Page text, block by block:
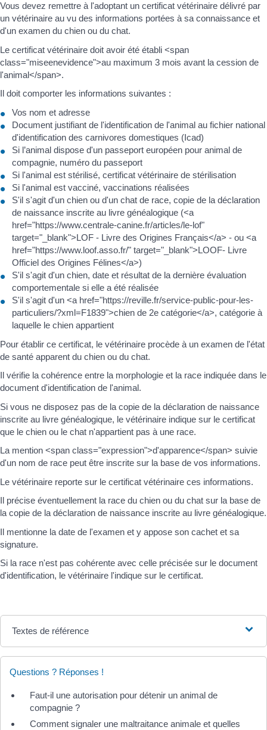
Vous devez remettre à l'adoptant un certificat vétérinaire délivré par
un vétérinaire au vu des informations portées à sa connaissance et
d'un examen du chien ou du chat.
Le certificat vétérinaire doit avoir été établi <span
class="miseenevidence">au maximum 3 mois avant la cession de
l'animal</span>.
Il doit comporter les informations suivantes :
Vos nom et adresse
Document justifiant de l'identification de l'animal au fichier national
d'identification des carnivores domestiques (Icad)
Si l’animal dispose d'un passeport européen pour animal de
compagnie, numéro du passeport
Si l'animal est stérilisé, certificat vétérinaire de stérilisation
Si l'animal est vacciné, vaccinations réalisées
S'il s'agit d'un chien ou d'un chat de race, copie de la déclaration
de naissance inscrite au livre généalogique (<a
href="https://www.centrale-canine.fr/articles/le-lof"
target="_blank">LOF - Livre des Origines Français</a> - ou <a
href="https://www.loof.asso.fr/" target="_blank">LOOF- Livre
Officiel des Origines Félines</a>)
S'il s'agit d'un chien, date et résultat de la dernière évaluation
comportementale si elle a été réalisée
S'il s'agit d'un <a href="https://reville.fr/service-public-pour-les-
particuliers/?xml=F1839">chien de 2e catégorie</a>, catégorie à
laquelle le chien appartient
Pour établir ce certificat, le vétérinaire procède à un examen de l'état
de santé apparent du chien ou du chat.
Il vérifie la cohérence entre la morphologie et la race indiquée dans le
document d'identification de l'animal.
Si vous ne disposez pas de la copie de la déclaration de naissance
inscrite au livre généalogique, le vétérinaire indique sur le certificat
que le chien ou le chat n'appartient pas à une race.
La mention <span class="expression">d'apparence</span> suivie
d'un nom de race peut être inscrite sur la base de vos informations.
Le vétérinaire reporte sur le certificat vétérinaire ces informations.
Il précise éventuellement la race du chien ou du chat sur la base de
la copie de la déclaration de naissance inscrite au livre généalogique.
Il mentionne la date de l'examen et y appose son cachet et sa
signature.
Si la race n'est pas cohérente avec celle précisée sur le document
d'identification, le vétérinaire l'indique sur le certificat.
Textes de référence
Questions ? Réponses !
Faut-il une autorisation pour détenir un animal de
compagnie ?
Comment signaler une maltraitance animale et quelles